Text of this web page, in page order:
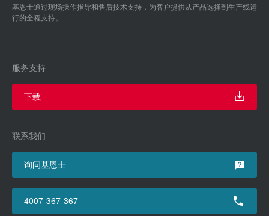
基恩士通过现场操作指导和售后技术支持，为客户提供从产品选择到生产线运
行的全程支持。
服务支持
下载
联系我们
询问基恩士
4007-367-367